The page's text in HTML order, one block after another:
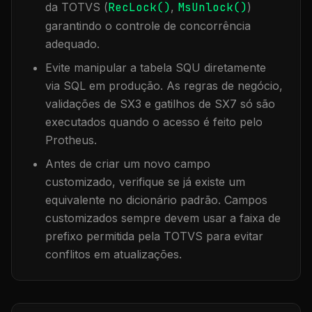
da TOTVS (RecLock(), MsUnlock())
garantindo o controle de concorrência
adequado.
Evite manipular a tabela SQU diretamente
via SQL em produção. As regras de negócio,
validações de SX3 e gatilhos de SX7 só são
executados quando o acesso é feito pelo
Protheus.
Antes de criar um novo campo
customizado, verifique se já existe um
equivalente no dicionário padrão. Campos
customizados sempre devem usar a faixa de
prefixo permitida pela TOTVS para evitar
conflitos em atualizações.